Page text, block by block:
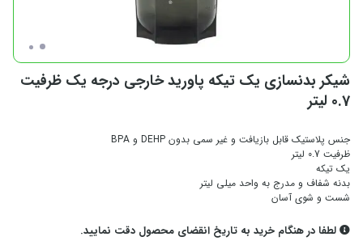
شیکر بدنسازی یک تیکه پاورید خارجی درجه یک ظرفیت
0.7 لیتر
جنس پلاستیک قابل بازیافت و غیر سمی بدون DEHP و BPA
ظرفیت 0.7 لیتر
یک تیکه
بدنه شفاف و مدرج به واحد میلی لیتر
شست و شوی آسان
لطفا در هنگام خرید به تاریخ انقضای محصول دقت نمایید.